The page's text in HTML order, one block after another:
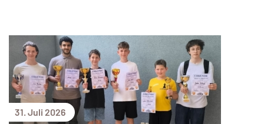
31. Juli 2026